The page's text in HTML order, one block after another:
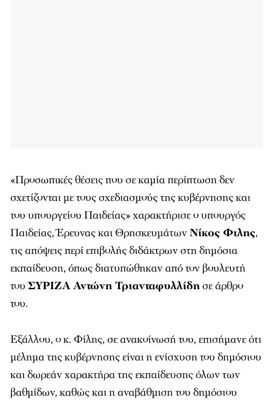
«Προσωπικές θέσεις που σε καμία περίπτωση δεν
σχετίζονται με τους σχεδιασμούς της κυβέρνησης και
του υπουργείου Παιδείας» χαρακτήρισε ο υπουργός
Παιδείας, Έρευνας και ΘρησκευμάτωνΝίκος Φιλης,
τις απόψεις περί επιβολής διδάκτρων στη δημόσια
εκπαίδευση, όπως διατυπώθηκαν από τον βουλευτή
του ΣΥΡΙΖΑ Αντώνη Τριανταφυλλίδησε άρθρο
του.
Εξάλλου, ο κ. Φίλης, σε ανακοίνωσή του, επισήμανε ότι
μέλημα της κυβέρνησης είναι η ενίσχυση του δημόσιου
και δωρεάν χαρακτήρα της εκπαίδευσης όλων των
βαθμίδων, καθώς και η αναβάθμιση του δημόσιου